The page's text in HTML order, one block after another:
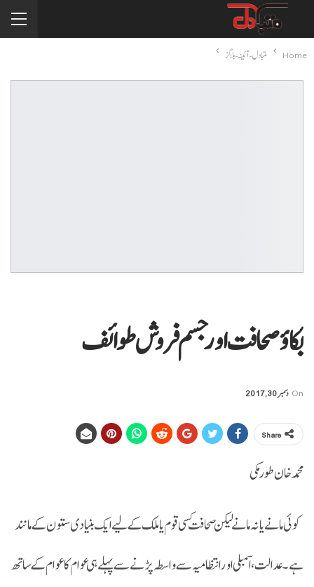
Home متبادل-آئینہ-بلاگز
بکاؤ صحافت اور جسم فروش طوائف
On دسمبر 30, 2017
Share
محمد خان طور مکی
کوئی مانے یا نہ مانے لیکن صحافت کسی قوم یا ملک کے لیے ایک بنیادی ستون کے مانند
ہے۔ عدالت، اسمبلی اور انتظامیہ سے واسطہ پڑنے سے پہلے ہی عوام کا عوام کے ساتھ